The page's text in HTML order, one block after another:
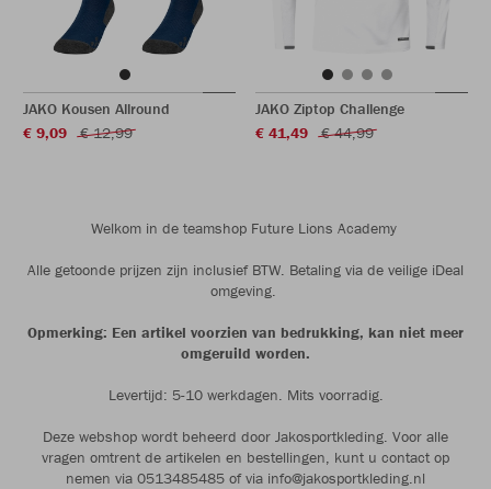
JAKO Kousen Allround
€ 9,09
€ 12,99
JAKO Ziptop Challenge
€ 41,49
€ 44,99
Welkom in de teamshop Future Lions Academy
Alle getoonde prijzen zijn inclusief BTW. Betaling via de veilige iDeal
omgeving.
Opmerking: Een artikel voorzien van bedrukking, kan niet meer
omgeruild worden.
Levertijd: 5-10 werkdagen. Mits voorradig.
Deze webshop wordt beheerd door Jakosportkleding. Voor alle
vragen omtrent de artikelen en bestellingen, kunt u contact op
nemen via 0513485485 of via info@jakosportkleding.nl